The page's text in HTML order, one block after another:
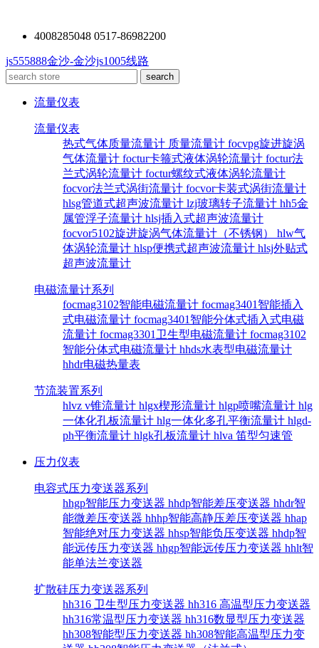
4008285048 0517-86982200
js555888金沙-金沙js1005线路
流量仪表
流量仪表
热式气体质量流量计 质量流量计 focvpg旋进旋涡
气体流量计 foctur卡箍式液体涡轮流量计 foctur法
兰式涡轮流量计 foctur螺纹式液体涡轮流量计
focvor法兰式涡街流量计 focvor卡装式涡街流量计
hlsg管道式超声波流量计 lzj玻璃转子流量计 hh5金
属管浮子流量计 hlsj插入式超声波流量计
focvor5102旋进旋涡气体流量计（不锈钢） hlw气
体涡轮流量计 hlsp便携式超声波流量计 hlsj外贴式
超声波流量计
电磁流量计系列
focmag3102智能电磁流量计 focmag3401智能插入
式电磁流量计 focmag3401智能分体式插入式电磁
流量计 focmag3301卫生型电磁流量计 focmag3102
智能分体式电磁流量计 hhds水表型电磁流量计
hhdr电磁热量表
节流装置系列
hlvz v锥流量计 hlgx楔形流量计 hlgp喷嘴流量计 hlg
一体化孔板流量计 hlg一体化多孔平衡流量计 hlgd-
ph平衡流量计 hlgk孔板流量计 hlva 笛型匀速管
压力仪表
电容式压力变送器系列
hhgp智能压力变送器 hhdp智能差压变送器 hhdr智
能微差压变送器 hhhp智能高静压差压变送器 hhap
智能绝对压力变送器 hhsp智能负压变送器 hhdp智
能远传压力变送器 hhgp智能远传压力变送器 hhlt智
能单法兰变送器
扩散硅压力变送器系列
hh316 卫生型压力变送器 hh316 高温型压力变送器
hh316常温型压力变送器 hh316数显型压力变送器
hh308智能型压力变送器 hh308智能高温型压力变